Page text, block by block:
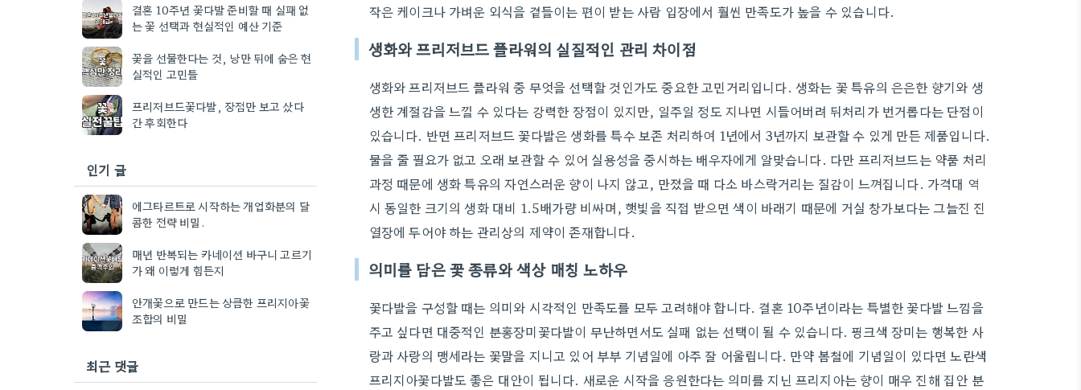
작은 케이크나 가벼운 외식을 곁들이는 편이 받는 사람 입장에서 훨씬 만족도가 높을 수 있습니다.
생화와 프리저브드 플라워의 실질적인 관리 차이점
생화와 프리저브드 플라워 중 무엇을 선택할 것인가도 중요한 고민거리입니다. 생화는 꽃 특유의 은은한 향기와 생
생한 계절감을 느낄 수 있다는 강력한 장점이 있지만, 일주일 정도 지나면 시들어버려 뒤처리가 번거롭다는 단점이
있습니다. 반면 프리저브드 꽃다발은 생화를 특수 보존 처리하여 1년에서 3년까지 보관할 수 있게 만든 제품입니다.
물을 줄 필요가 없고 오래 보관할 수 있어 실용성을 중시하는 배우자에게 알맞습니다. 다만 프리저브드는 약품 처리
과정 때문에 생화 특유의 자연스러운 향이 나지 않고, 만졌을 때 다소 바스락거리는 질감이 느껴집니다. 가격대 역
시 동일한 크기의 생화 대비 1.5배가량 비싸며, 햇빛을 직접 받으면 색이 바래기 때문에 거실 창가보다는 그늘진 진
열장에 두어야 하는 관리상의 제약이 존재합니다.
의미를 담은 꽃 종류와 색상 매칭 노하우
꽃다발을 구성할 때는 의미와 시각적인 만족도를 모두 고려해야 합니다. 결혼 10주년이라는 특별한 꽃다발 느낌을
주고 싶다면 대중적인 분홍장미꽃다발이 무난하면서도 실패 없는 선택이 될 수 있습니다. 핑크색 장미는 행복한 사
랑과 사랑의 맹세라는 꽃말을 지니고 있어 부부 기념일에 아주 잘 어울립니다. 만약 봄철에 기념일이 있다면 노란색
프리지아꽃다발도 좋은 대안이 됩니다. 새로운 시작을 응원한다는 의미를 지닌 프리지아는 향이 매우 진해 집안 분
결혼 10주년 꽃다발 준비할 때 실패 없
는 꽃 선택과 현실적인 예산 기준
꽃을 선물한다는 것, 낭만 뒤에 숨은 현
실적인 고민들
프리저브드꽃다발, 장점만 보고 샀다
간 후회한다
인기 글
에그타르트로 시작하는 개업화분의 달
콤한 전략 비밀.
매년 반복되는 카네이션 바구니 고르기
가 왜 이렇게 힘든지
안개꽃으로 만드는 상큼한 프리지아꽃
조합의 비밀
최근 댓글